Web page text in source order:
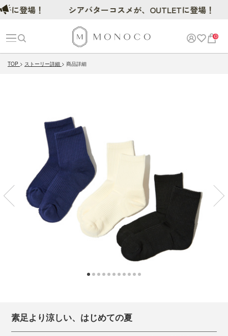
0
TOP ストーリー詳細 商品詳細
素足より涼しい、はじめての夏
場！ シアバターコスメが、OUTLETに登場！